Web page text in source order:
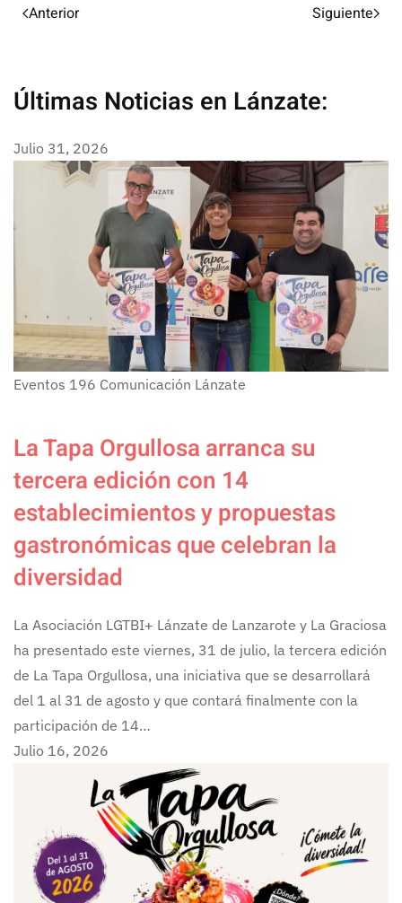
Anterior Siguiente
Últimas Noticias en Lánzate:
Julio 31, 2026
Eventos 196 Comunicación Lánzate
La Tapa Orgullosa arranca su
tercera edición con 14
establecimientos y propuestas
gastronómicas que celebran la
diversidad
La Asociación LGTBI+ Lánzate de Lanzarote y La Graciosa
ha presentado este viernes, 31 de julio, la tercera edición
de La Tapa Orgullosa, una iniciativa que se desarrollará
del 1 al 31 de agosto y que contará finalmente con la
participación de 14…
Julio 16, 2026